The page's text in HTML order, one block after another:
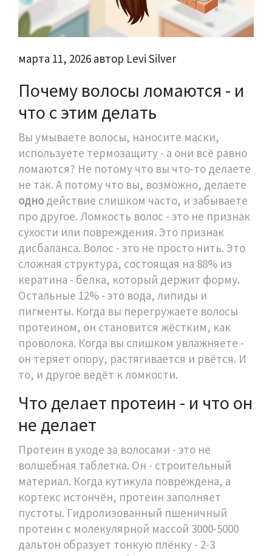
марта 11, 2026 автор Levi Silver
Почему волосы ломаются - и
что с этим делать
Вы умываете волосы, наносите маски,
используете термозащиту - а они всё равно
ломаются? Не потому что вы что-то делаете
не так. А потому что вы, возможно, делаете
однодействие слишком часто, и забываете
про другое. Ломкость волос - это не признак
сухости или повреждения. Это признак
дисбаланса. Волос - это не просто нить. Это
сложная структура, состоящая на 88% из
кератина - белка, который держит форму.
Остальные 12% - это вода, липиды и
пигменты. Когда вы перегружаете волосы
протеином, он становится жёстким, как
проволока. Когда вы слишком увлажняете -
он теряет опору, растягивается и рвётся. И
то, и другое ведёт к ломкости.
Что делает протеин - и что он
не делает
Протеин в уходе за волосами - это не
волшебная таблетка. Он - строительный
материал. Когда кутикула повреждена, а
кортекс истончён, протеин заполняет
пустоты. Гидролизованный пшеничный
протеин с молекулярной массой 3000-5000
дальтон образует тонкую плёнку - 2-3